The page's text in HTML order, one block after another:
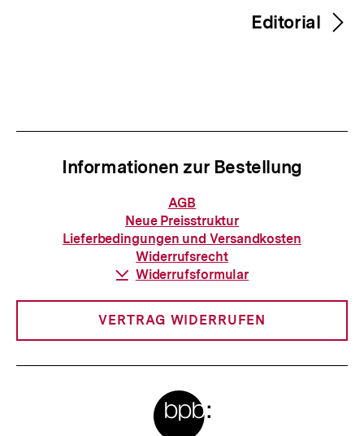
Editorial
Informationen zur Bestellung
Informationen
zur
Bestellung
AGB
Neue Preisstruktur
Lieferbedingungen und Versandkosten
Widerrufsrecht
Download-
Widerrufsformular
VERTRAG WIDERRUFEN